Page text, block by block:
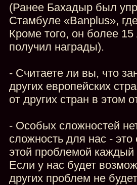
(Ранее Бахадыр был
Стамбуле «Banplus»,
Кроме того, он более
получил награды).
- Считаете ли вы, что
других европейских
от других стран в этом
- Особых сложностей
сложность для нас -
этой проблемой каждый
Если у нас будет
других проблем не